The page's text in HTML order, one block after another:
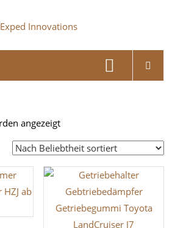
angezeigtNach
Beliebtheit
sortiert